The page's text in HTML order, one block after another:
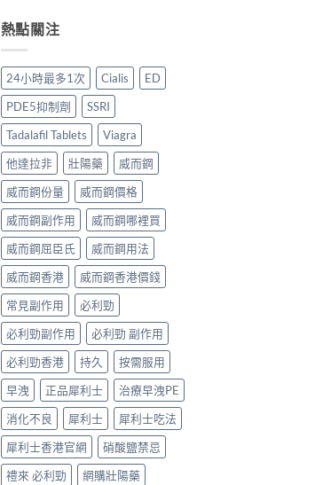
熱點關注
24小時最多1次 Cialis
ED
PDE5抑制劑
SSRI
Tadalafil Tablets
Viagra
他達拉非
壯陽藥
威而鋼
威而鋼份量
威而鋼價格
威而鋼副作用
威而鋼哪裡買
威而鋼屈臣氏
威而鋼用法
威而鋼香港
威而鋼香港價錢
常見副作用
必利勁
必利勁副作用
必利勁 副作用
必利勁香港
持久
按需服用
早洩
正品犀利士
治療早洩PE
消化不良
犀利士
犀利士吃法
犀利士香港官網
硝酸鹽禁忌
禮來 必利勁
網購壯陽藥